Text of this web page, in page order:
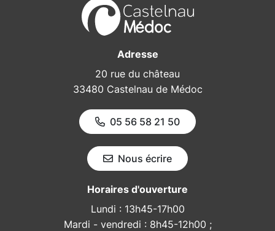
Adresse
20 rue du château
33480 Castelnau de Médoc
05 56 58 21 50
Nous écrire
Horaires d'ouverture
Lundi : 13h45-17h00
Mardi - vendredi : 8h45-12h00 ;